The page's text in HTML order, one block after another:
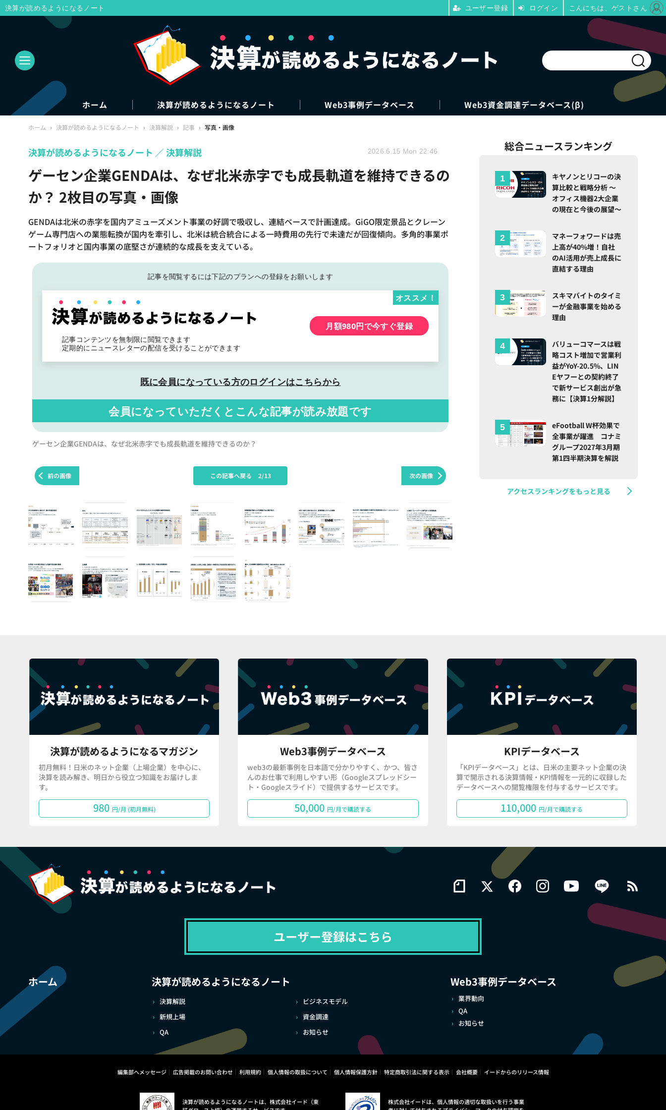
ホーム 決算が読めるようになるノート Web3事例データベース Web3資金調達データベース(β)
ホーム › 決算が読めるようになるノート › 決算解説 › 記事 › 写真・画像
ゲーセン企業GENDAは、なぜ北米赤字でも成長軌道を維持できるの
か？ 2枚目の写真・画像
GENDAは北米の赤字を国内アミューズメント事業の好調で吸収し、連結ベースで計画達成。GiGO限定景品とクレーン
ゲーム専門店への業態転換が国内を牽引し、北米は統合統合による一時費用の先行で未達だが回復傾向。多角的事業ポ
ートフォリオと国内事業の底堅さが連続的な成長を支えている。
決算が読めるようになるノート 決算解説 2026.6.15 Mon 22:46
記事を閲覧するには下記のプランへの登録をお願いします
記事コンテンツを無制限に閲覧できます
定期的にニュースレターの配信を受けることができます
オススメ！
月額980円で今すぐ登録
既に会員になっている方のログインはこちらから
会員になっていただくと こんな記事が読み放題です
ゲーセン企業GENDAは、なぜ北米赤字でも成長軌道を維持できるのか？
前の画像 次の画像
この記事へ戻る 2/13
総合ニュースランキング
キヤノンとリコーの決
算比較と戦略分析 ～
オフィス機器2大企業
の現在と今後の展望～
マネーフォワードは売
上高が40%増！自社
のAI活用が売上成長に
直結する理由
スキマバイトのタイミ
ーが金融事業を始める
理由
バリューコマースは戦
略コスト増加で営業利
益がYoY-20.5%、LIN
Eヤフーとの契約終了
で新サービス創出が急
務に【決算1分解説】
eFootball W杯効果で
全事業が躍進 コナミ
グループ2027年3月期
第1四半期決算を解説
アクセスランキングをもっと見る
決算が読めるようになるマガジン
初月無料！日米のネット企業（上場企業）を中心に、
決算を読み解き、明日から役立つ知識をお届けしま
す。
980 円/月 (初月無料)
Web3事例データベース
web3の最新事例を日本語で分かりやすく、かつ、皆さ
んのお仕事で利用しやすい形（Googleスプレッドシー
ト・Googleスライド）で提供するサービスです。
50,000 円/月で購読する
KPIデータベース
「KPIデータベース」とは、日米の主要ネット企業の決
算で開示される決算情報・KPI情報を一元的に収録した
データベースへの閲覧権限を付与するサービスです。
110,000 円/月で購読する
ユーザー登録はこちら
ホーム 決算が読めるようになるノート
決算解説
ビジネスモデル
新規上場
資金調達
QA
お知らせ
Web3事例データベース
業界動向
QA
お知らせ
編集部へメッセージ 広告掲載のお問い合わせ 利用規約 個人情報の取扱について 個人情報保護方針 特定商取引法に関する表示 会社概要 イードからのリリース情報
決算が読めるようになるノートは、株式会社イード（東
株式会社イードは、個人情報の適切な取扱いを行う事業
決算が読めるようになるノート ユーザー登録 ログイン こんにちは、ゲストさん